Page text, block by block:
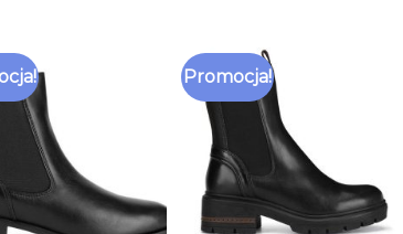
Promocja!